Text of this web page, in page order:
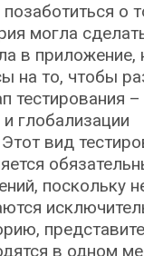
о
могла
в приложение,
на то, чтобы
тестирования
глобализации
вид
поскольку
в одном